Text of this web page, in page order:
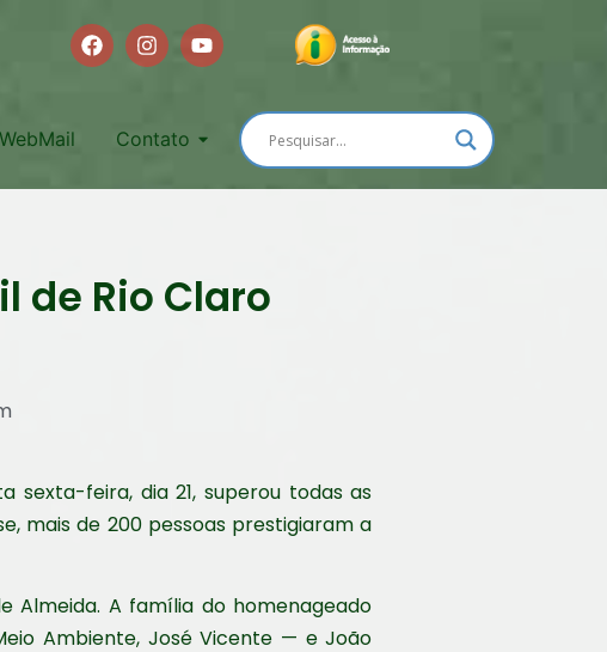
WebMail Contato
de Rio Claro
sexta-feira, dia 21, superou todas as
mais de 200 pessoas prestigiaram a
Almeida. A família do homenageado
Ambiente, José Vicente — e João